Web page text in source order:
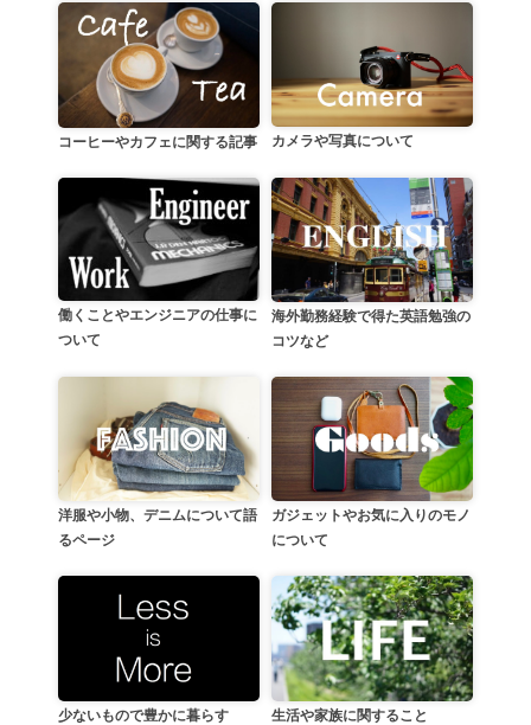
コーヒーやカフェに関する記事 カメラや写真について
働くことやエンジニアの仕事に
ついて
海外勤務経験で得た英語勉強の
コツなど
洋服や小物、デニムについて語
るページ
ガジェットやお気に入りのモノ
について
少ないもので豊かに暮らす 生活や家族に関すること